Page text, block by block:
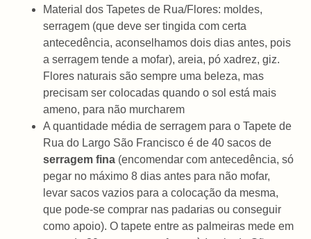
Material dos Tapetes de Rua/Flores: moldes,
serragem (que deve ser tingida com certa
antecedência, aconselhamos dois dias antes, pois
a serragem tende a mofar), areia, pó xadrez, giz.
Flores naturais são sempre uma beleza, mas
precisam ser colocadas quando o sol está mais
ameno, para não murcharem
A quantidade média de serragem para o Tapete de
Rua do Largo São Francisco é de 40 sacos de
serragem fina (encomendar com antecedência, só
pegar no máximo 8 dias antes para não mofar,
levar sacos vazios para a colocação da mesma,
que pode-se comprar nas padarias ou conseguir
como apoio). O tapete entre as palmeiras mede em